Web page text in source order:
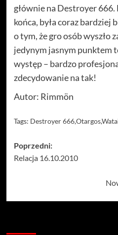
głównie na Destroyer
końca, była coraz bardziej
o tym, że gro osób wyszło
jedynym jasnym punktem
występ – bardzo
zdecydowanie na tak!
Autor: Rimmön
Tags: Destroyer 666,Otargos,
Zobacz
wpisy
Poprzedni:
Relacja 16.10.2010